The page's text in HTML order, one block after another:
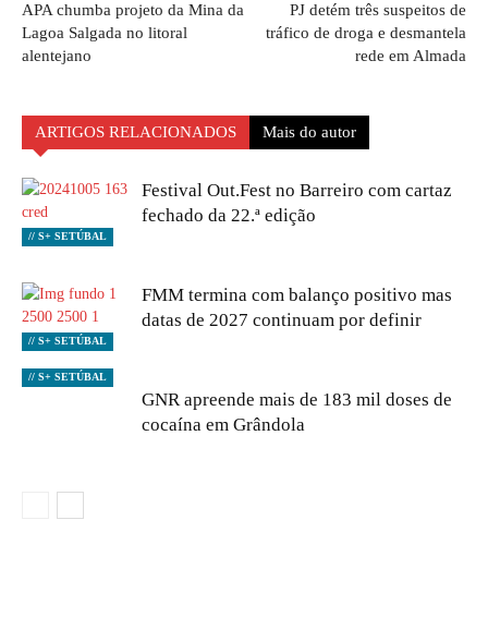
APA chumba projeto da Mina da
Lagoa Salgada no litoral
alentejano
PJ detém três suspeitos de
tráfico de droga e desmantela
rede em Almada
ARTIGOS RELACIONADOS Mais do autor
// S+ SETÚBAL
Festival Out.Fest no Barreiro com cartaz
fechado da 22.ª edição
// S+ SETÚBAL
FMM termina com balanço positivo mas
datas de 2027 continuam por definir
// S+ SETÚBAL
GNR apreende mais de 183 mil doses de
cocaína em Grândola